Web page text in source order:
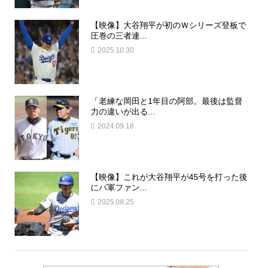
【映像】大谷翔平が初のＷシリーズ登板で
圧巻の三者連...
2025.10.30
「老練な岡田と1年目の阿部。最後は監督
力の違いが出る...
2024.09.18
【映像】これが大谷翔平が45号を打った後
にパ軍ファン...
2025.08.25